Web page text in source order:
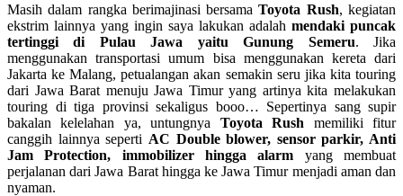
Masih dalam rangka berimajinasi bersamaToyota Rush, kegiatan
ekstrim lainnya yang ingin saya lakukan adalah mendaki puncak
tertinggi di Pulau Jawa yaitu Gunung Semeru. Jika
menggunakan transportasi umum bisa menggunakan kereta dari
Jakarta ke Malang, petualangan akan semakin seru jika kita touring
dari Jawa Barat menuju Jawa Timur yang artinya kita melakukan
touring di tiga provinsi sekaligus booo… Sepertinya sang supir
bakalan kelelahan ya, untungnya Toyota Rush memiliki fitur
canggih lainnya seperti AC Double blower, sensor parkir, Anti
Jam Protection, immobilizer hingga alarm yang membuat
perjalanan dari Jawa Barat hingga ke Jawa Timur menjadi aman dan
nyaman.